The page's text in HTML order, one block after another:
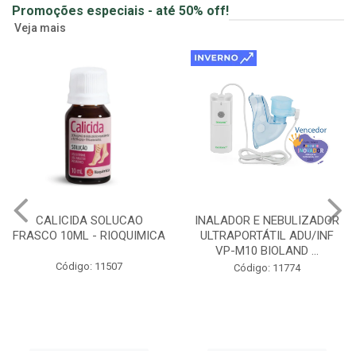
Promoções especiais - até 50% off!
Veja mais
CALICIDA SOLUCAO
FRASCO 10ML - RIOQUIMICA
Código: 11507
INALADOR E NEBULIZADOR
ULTRAPORTÁTIL ADU/INF
VP-M10 BIOLAND ...
Código: 11774